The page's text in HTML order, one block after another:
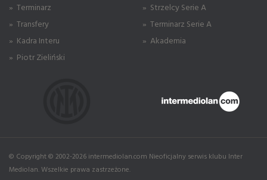
» Terminarz
» Transfery
» Kadra Interu
» Piotr Zieliński
» Strzelcy Serie A
» Terminarz Serie A
» Akademia
© Copyright © 2002-2026 intermediolan.com Nieoficjalny serwis klubu Inter
Mediolan. Wszelkie prawa zastrzeżone.